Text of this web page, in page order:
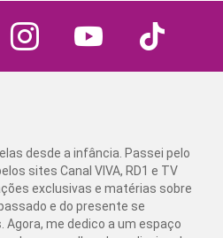
instagram youtube tiktok
desde a infância. Passei pelo
sites Canal VIVA, RD1 e TV
exclusivas e matérias sobre
e do presente se
me dedico a um espaço